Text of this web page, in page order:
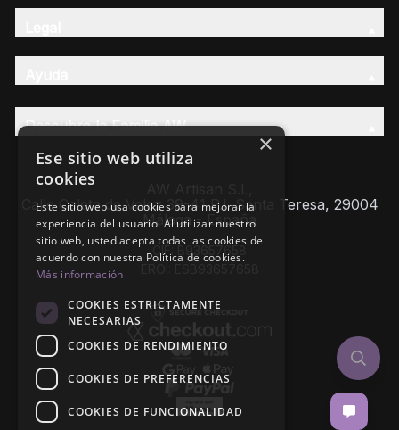
Descubre la Familia AW
Calle Caleta de Velez 39-41 P.I. Santa Teresa, 29004
Málaga - España
CIF: B93657658
×
Ese sitio web utiliza
cookies
Este sitio web usa cookies para mejorar la
experiencia del usuario. Al utilizar nuestro
sitio web, usted acepta todas las cookies de
acuerdo con nuestra Política de cookies.
Más información
COOKIES ESTRICTAMENTE
NECESARIAS
COOKIES DE RENDIMIENTO
COOKIES DE PREFERENCIAS
COOKIES DE FUNCIONALIDAD